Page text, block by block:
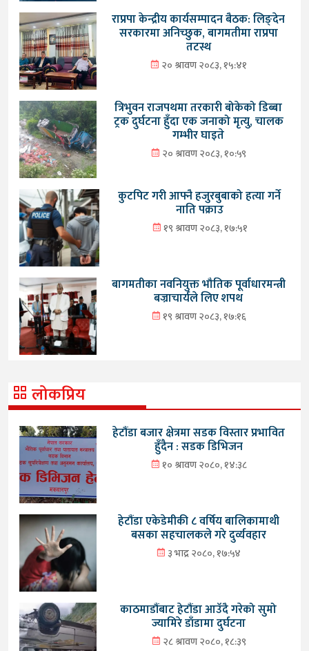
राप्रपा केन्द्रीय कार्यसम्पादन बैठक: लिङ्देन
सरकारमा अनिच्छुक, बागमतीमा राप्रपा
तटस्थ
२० श्रावण २०८३, १५:४१
त्रिभुवन राजपथमा तरकारी बोकेको डिब्बा
ट्रक दुर्घटना हुँदा एक जनाको मृत्यु, चालक
गम्भीर घाइते
२० श्रावण २०८३, १०:५९
कुटपिट गरी आफ्नै हजुरबुबाको हत्या गर्ने
नाति पक्राउ
१९ श्रावण २०८३, १७:५१
बागमतीका नवनियुक्त भौतिक पूर्वाधारमन्त्री
बज्राचार्यले लिए शपथ
१९ श्रावण २०८३, १७:१६
लोकप्रिय
हेटौंडा बजार क्षेत्रमा सडक विस्तार प्रभावित
हुँदैन : सडक डिभिजन
१० श्रावण २०८०, १४:३८
हेटौंडा एकेडेमीकी ८ वर्षिय बालिकामाथी
बसका सहचालकले गरे दुर्व्यवहार
३ भाद्र २०८०, १७:५४
काठमाडौंबाट हेटौंडा आउँदै गरेको सुमो
ज्यामिरे डाँडामा दुर्घटना
२८ श्रावण २०८०, १८:३९